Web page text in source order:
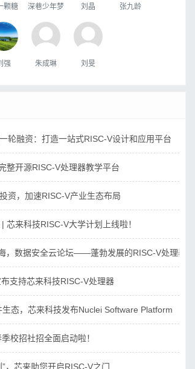
颗糖 深巷少年梦 刘晶 张九龄
强 朱成琳 刘旻
轮融资：打造一站式RISC-V设计和应用平台
整开源RISC-V处理器教学平台
资，加速RISC-V产业生态布局
芯来科技RISC-V大学计划上线啦！
，数据安全云论坛——蓬勃发展的RISC-V处理器
支持芯来科技RISC-V处理器
态，芯来科技发布Nuclei Software Platform
校招社招全面启动啦！
，芯来助您开启RISC-V之门